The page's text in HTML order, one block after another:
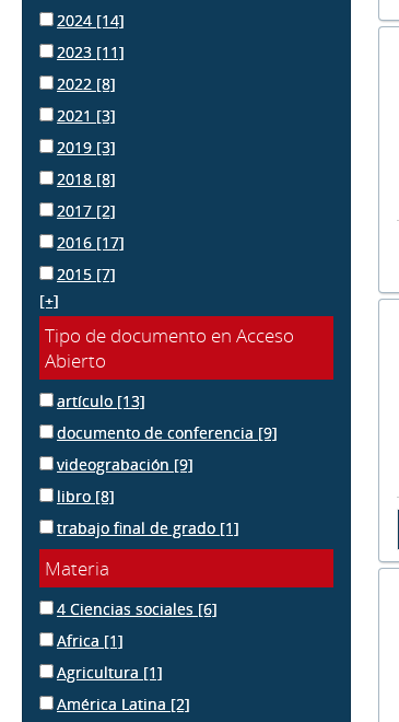
2024 [14]
2023 [11]
2022 [8]
2021 [3]
2019 [3]
2018 [8]
2017 [2]
2016 [17]
2015 [7]
[+]
Tipo de documento en Acceso
Abierto
artículo [13]
documento de conferencia [9]
videograbación [9]
libro [8]
trabajo final de grado [1]
Materia
4 Ciencias sociales [6]
Africa [1]
Agricultura [1]
América Latina [2]